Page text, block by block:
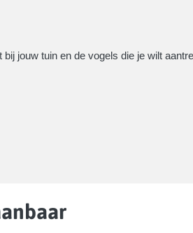
jouw tuin en de vogels die je wilt